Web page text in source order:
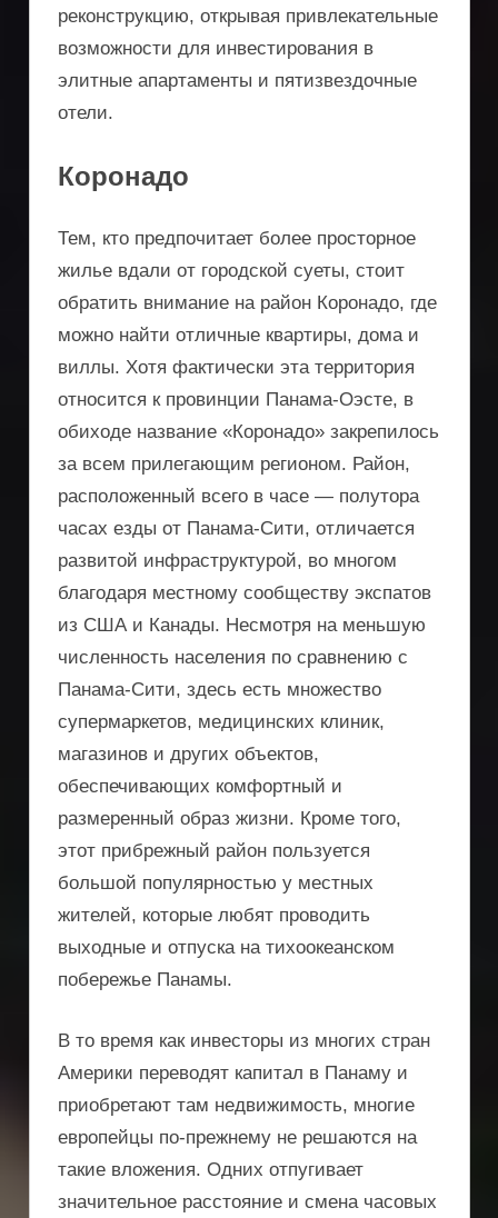
реконструкцию, открывая привлекательные
возможности для инвестирования в
элитные апартаменты и пятизвездочные
отели.
Коронадо
Тем, кто предпочитает более просторное
жилье вдали от городской суеты, стоит
обратить внимание на район Коронадо, где
можно найти отличные квартиры, дома и
виллы. Хотя фактически эта территория
относится к провинции Панама-Оэсте, в
обиходе название «Коронадо» закрепилось
за всем прилегающим регионом. Район,
расположенный всего в часе — полутора
часах езды от Панама-Сити, отличается
развитой инфраструктурой, во многом
благодаря местному сообществу экспатов
из США и Канады. Несмотря на меньшую
численность населения по сравнению с
Панама-Сити, здесь есть множество
супермаркетов, медицинских клиник,
магазинов и других объектов,
обеспечивающих комфортный и
размеренный образ жизни. Кроме того,
этот прибрежный район пользуется
большой популярностью у местных
жителей, которые любят проводить
выходные и отпуска на тихоокеанском
побережье Панамы.
В то время как инвесторы из многих стран
Америки переводят капитал в Панаму и
приобретают там недвижимость, многие
европейцы по-прежнему не решаются на
такие вложения. Одних отпугивает
значительное расстояние и смена часовых